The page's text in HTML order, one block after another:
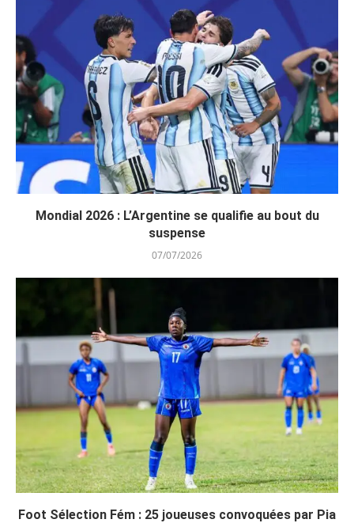
Mondial 2026 : L’Argentine se qualifie au bout du
suspense
07/07/2026
Foot Sélection Fém : 25 joueuses convoquées par Pia